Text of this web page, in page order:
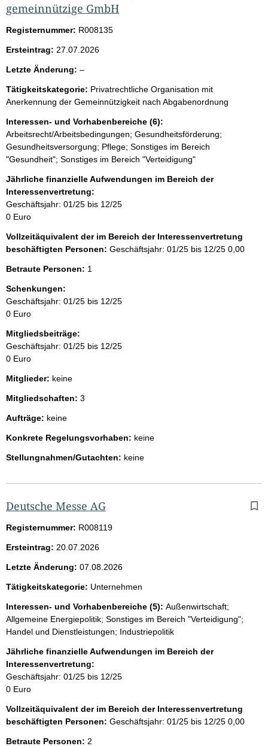
gemeinnützige GmbH
Registernummer: R008135
Ersteintrag: 27.07.2026
Letzte Änderung: –l
e
r
Tätigkeitskategorie: Privatrechtliche Organisation mit
Anerkennung der Gemeinnützigkeit nach Abgabenordnung
Interessen- und Vorhabenbereiche (6):
Arbeitsrecht/Arbeitsbedingungen; Gesundheitsförderung;
Gesundheitsversorgung; Pflege; Sonstiges im Bereich
"Gesundheit"; Sonstiges im Bereich "Verteidigung"
Jährliche finanzielle Aufwendungen im Bereich der
Interessenvertretung:
Geschäftsjahr: 01/25 bis 12/25
0 Euro
Vollzeitäquivalent der im Bereich der Interessenvertretung
beschäftigten Personen: Geschäftsjahr: 01/25 bis 12/25 0,00
Betraute Personen: 1
Schenkungen:
Geschäftsjahr: 01/25 bis 12/25
0 Euro
Mitgliedsbeiträge:
Geschäftsjahr: 01/25 bis 12/25
0 Euro
Mitglieder: keine
Mitgliedschaften: 3
Aufträge: keine
Konkrete Regelungsvorhaben: keine
Stellungnahmen/Gutachten: keine
Deutsche Messe AG
Registernummer: R008119
Ersteintrag: 20.07.2026
Letzte Änderung: 07.08.2026
Tätigkeitskategorie: Unternehmen
Interessen- und Vorhabenbereiche (5): Außenwirtschaft;
Allgemeine Energiepolitik; Sonstiges im Bereich "Verteidigung";
Handel und Dienstleistungen; Industriepolitik
Jährliche finanzielle Aufwendungen im Bereich der
Interessenvertretung:
Geschäftsjahr: 01/25 bis 12/25
0 Euro
Vollzeitäquivalent der im Bereich der Interessenvertretung
beschäftigten Personen: Geschäftsjahr: 01/25 bis 12/25 0,00
Betraute Personen: 2